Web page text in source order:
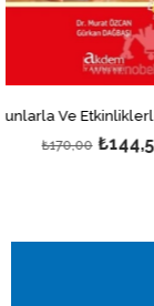
Oyunlarla Ve Etkinliklerle Arapça Öğretimi
₺144,50